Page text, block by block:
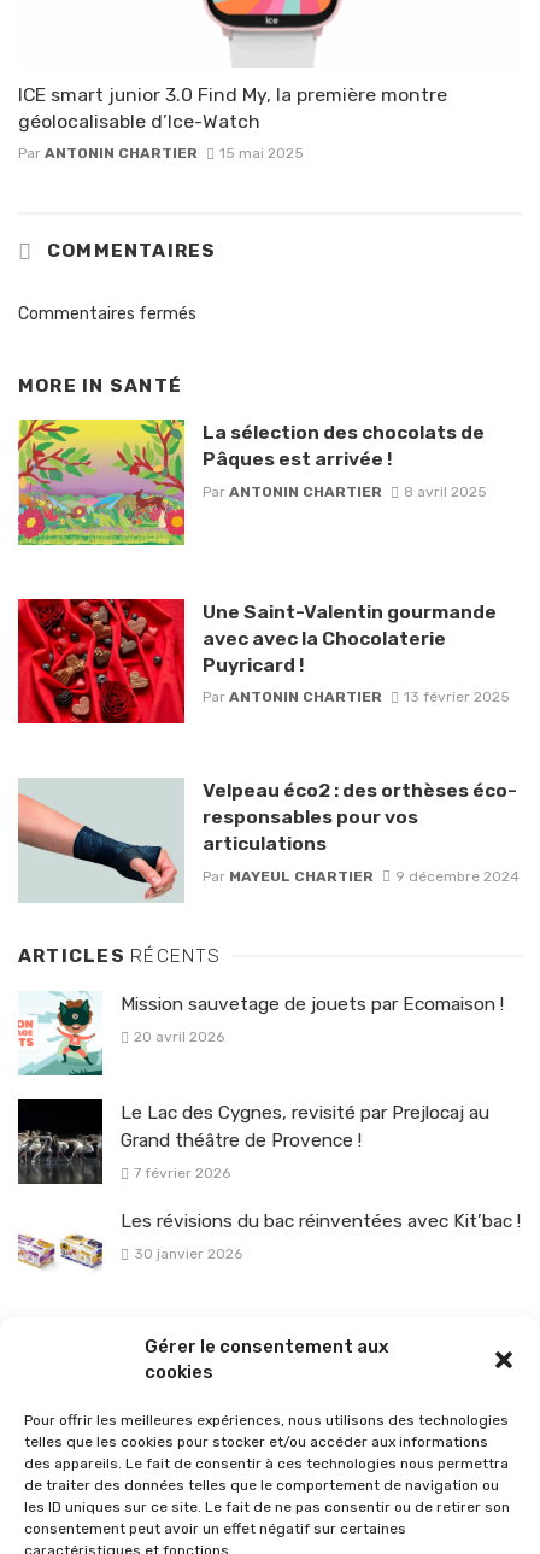
Gérer le consentement aux
cookies
Pour offrir les meilleures expériences, nous utilisons des technologies
telles que les cookies pour stocker et/ou accéder aux informations
des appareils. Le fait de consentir à ces technologies nous permettra
de traiter des données telles que le comportement de navigation ou
les ID uniques sur ce site. Le fait de ne pas consentir ou de retirer son
consentement peut avoir un effet négatif sur certaines
caractéristiques et fonctions.
ICE smart junior 3.0 Find My, la première montre
géolocalisable d’Ice-Watch
Par ANTONIN CHARTIER 15 mai 2025
COMMENTAIRES
Commentaires fermés
MORE IN SANTÉ
La sélection des chocolats de
Pâques est arrivée !
Par ANTONIN CHARTIER 8 avril 2025
Une Saint-Valentin gourmande
avec avec la Chocolaterie
Puyricard !
Par ANTONIN CHARTIER 13 février 2025
Velpeau éco2 : des orthèses éco-
responsables pour vos
articulations
Par MAYEUL CHARTIER 9 décembre 2024
ARTICLES RÉCENTS
Mission sauvetage de jouets par Ecomaison !
20 avril 2026
Le Lac des Cygnes, revisité par Prejlocaj au
Grand théâtre de Provence !
7 février 2026
Les révisions du bac réinventées avec Kit’bac !
30 janvier 2026